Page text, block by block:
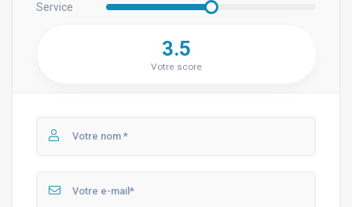
Service
3.5
Votre score